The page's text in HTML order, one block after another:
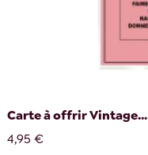
Carte à offrir Vintage...
4,95 €